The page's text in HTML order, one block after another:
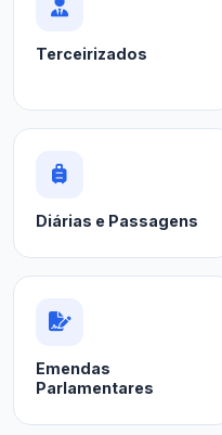
Terceirizados
Diárias e Passagens
Emendas
Parlamentares